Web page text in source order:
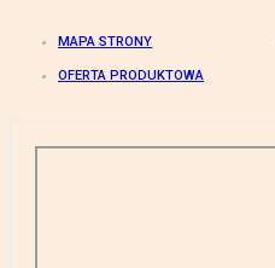
MAPA STRONY
OFERTA PRODUKTOWA